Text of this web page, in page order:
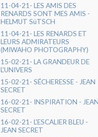
11-04-21- LES AMIS DES
RENARDS SONT MES AMIS -
HELMUT SüTSCH
11-04-21- LES RENARDS ET
LEURS ADMIRATEURS
(MIWAHO PHOTOGRAPHY)
15-02-21- LA GRANDEUR DE
L'UNIVERS
15-02-21- SÉCHERESSE - JEAN
SECRET
16-02-21- INSPIRATION - JEAN
SECRET
16-02-21- L'ESCALIER BLEU -
JEAN SECRET